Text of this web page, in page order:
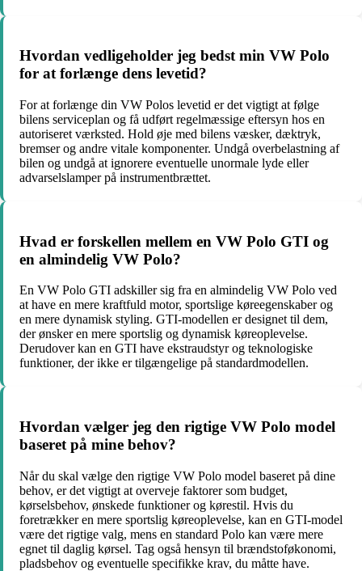
Hvordan vedligeholder jeg bedst min VW Polo
for at forlænge dens levetid?
For at forlænge din VW Polos levetid er det vigtigt at følge
bilens serviceplan og få udført regelmæssige eftersyn hos en
autoriseret værksted. Hold øje med bilens væsker, dæktryk,
bremser og andre vitale komponenter. Undgå overbelastning af
bilen og undgå at ignorere eventuelle unormale lyde eller
advarselslamper på instrumentbrættet.
Hvad er forskellen mellem en VW Polo GTI og
en almindelig VW Polo?
En VW Polo GTI adskiller sig fra en almindelig VW Polo ved
at have en mere kraftfuld motor, sportslige køreegenskaber og
en mere dynamisk styling. GTI-modellen er designet til dem,
der ønsker en mere sportslig og dynamisk køreoplevelse.
Derudover kan en GTI have ekstraudstyr og teknologiske
funktioner, der ikke er tilgængelige på standardmodellen.
Hvordan vælger jeg den rigtige VW Polo model
baseret på mine behov?
Når du skal vælge den rigtige VW Polo model baseret på dine
behov, er det vigtigt at overveje faktorer som budget,
kørselsbehov, ønskede funktioner og kørestil. Hvis du
foretrækker en mere sportslig køreoplevelse, kan en GTI-model
være det rigtige valg, mens en standard Polo kan være mere
egnet til daglig kørsel. Tag også hensyn til brændstoføkonomi,
pladsbehov og eventuelle specifikke krav, du måtte have.